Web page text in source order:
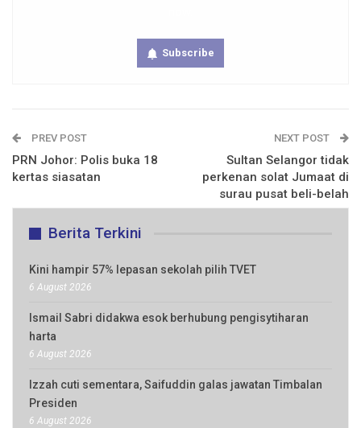
Subscribe
PREV POST
PRN Johor: Polis buka 18
kertas siasatan
NEXT POST
Sultan Selangor tidak
perkenan solat Jumaat di
surau pusat beli-belah
Berita Terkini
Kini hampir 57% lepasan sekolah pilih TVET
6 August 2026
Ismail Sabri didakwa esok berhubung pengisytiharan
harta
6 August 2026
Izzah cuti sementara, Saifuddin galas jawatan Timbalan
Presiden
6 August 2026